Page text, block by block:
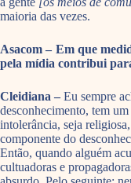
maioria das vezes.
Asacom – Em que
pela mídia contribui
Cleidiana – Eu sempre
desconhecimento, tem
intolerância, seja
componente do
Então, quando alguém
cultuadoras e